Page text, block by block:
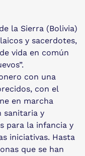
la Sierra (Bolivia)
y sacerdotes,
vida en común
con una
con el
en marcha
sanitaria y
para la infancia y
iniciativas. Hasta
que se han